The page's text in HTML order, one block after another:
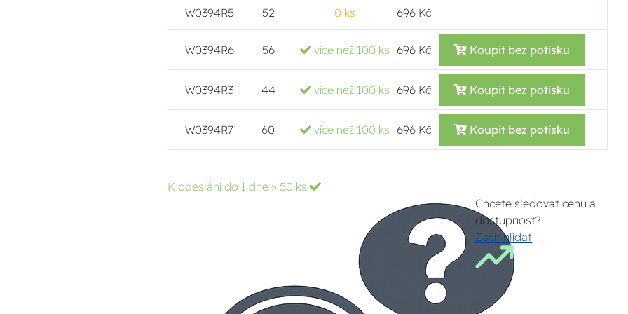
W0394R5 52 0 ks 696 Kč
W0394R6 56 více než 100 ks 696 Kč Koupit bez potisku
W0394R3 44 více než 100 ks 696 Kč Koupit bez potisku
W0394R7 60 více než 100 ks 696 Kč Koupit bez potisku
K odeslání do 1 dne > 50 ks
Chcete sledovat cenu a
dostupnost?
Začít hlídat